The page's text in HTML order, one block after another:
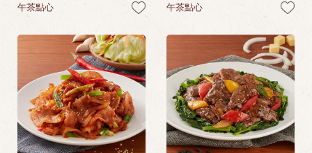
午茶點心 午茶點心